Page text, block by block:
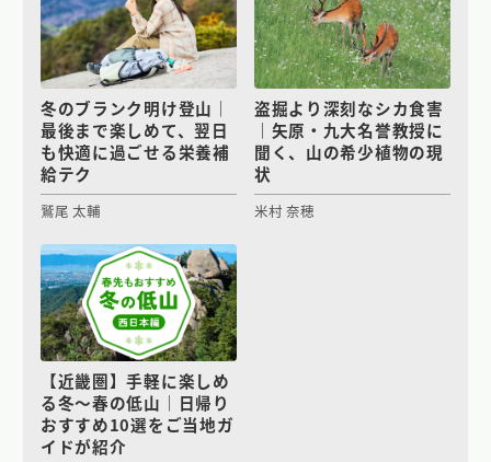
冬のブランク明け登山｜
最後まで楽しめて、翌日
も快適に過ごせる栄養補
給テク
鷲尾 太輔
盗掘より深刻なシカ食害
｜矢原・九大名誉教授に
聞く、山の希少植物の現
状
米村 奈穂
【近畿圏】手軽に楽しめ
る冬〜春の低山｜日帰り
おすすめ10選をご当地ガ
イドが紹介